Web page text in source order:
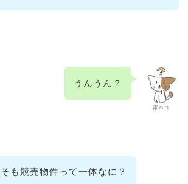
家ネコ
うんうん？
も競売物件って一体なに？